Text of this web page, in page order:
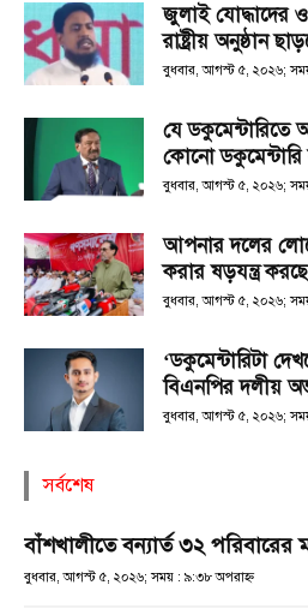
জুলাই যোদ্ধাদের
রাষ্ট্রীয় অনুষ্ঠান
বুধবার, আগস্ট ৫, ২০২৬;
যে ডকুমেন্টারিতে
কোনো
বুধবার, আগস্ট ৫, ২০২৬;
আপনার দলের
করার ষড়যন্ত্র করছে
বুধবার, আগস্ট ৫, ২০২৬;
‘ডকুমেন্টারিটা
বিএনপির দলীয়
বুধবার, আগস্ট ৫, ২০২৬;
সর্বশেষ
বাঁশখালীতে বন্যার্ত ৩২ পরিবারের
বুধবার, আগস্ট ৫, ২০২৬; সময় : ৯:৩৮ অপরাহ্ণ